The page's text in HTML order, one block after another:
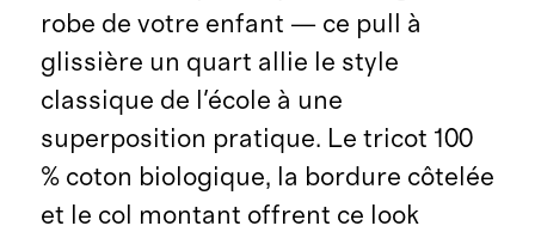
robe de votre enfant — ce pull à
glissière un quart allie le style
classique de l'école à une
superposition pratique. Le tricot 100
% coton biologique, la bordure côtelée
et le col montant offrent ce look